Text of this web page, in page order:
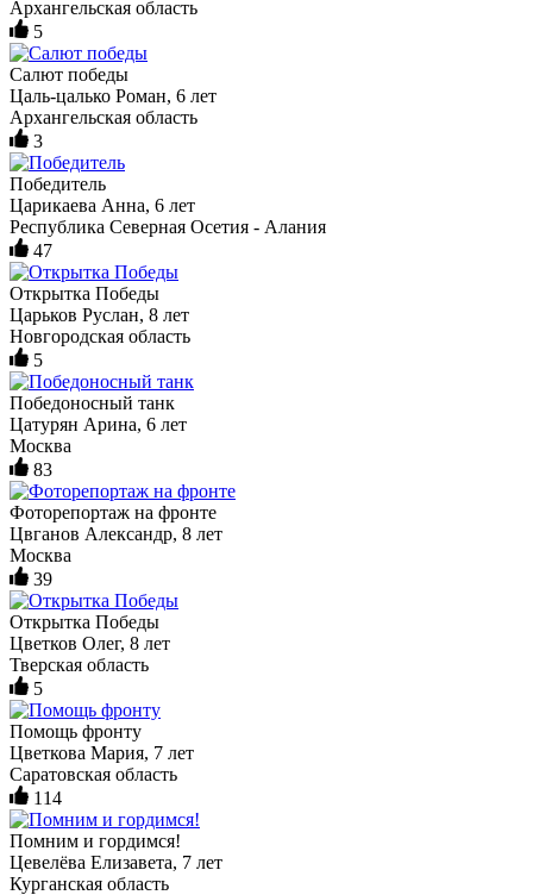
Архангельская область
5
Салют победы
Цаль-цалько Роман, 6 лет
Архангельская область
3
Победитель
Царикаева Анна, 6 лет
Республика Северная Осетия - Алания
47
Открытка Победы
Царьков Руслан, 8 лет
Новгородская область
5
Победоносный танк
Цатурян Арина, 6 лет
Москва
83
Фоторепортаж на фронте
Цвганов Александр, 8 лет
Москва
39
Открытка Победы
Цветков Олег, 8 лет
Тверская область
5
Помощь фронту
Цветкова Мария, 7 лет
Саратовская область
114
Помним и гордимся!
Цевелёва Елизавета, 7 лет
Курганская область